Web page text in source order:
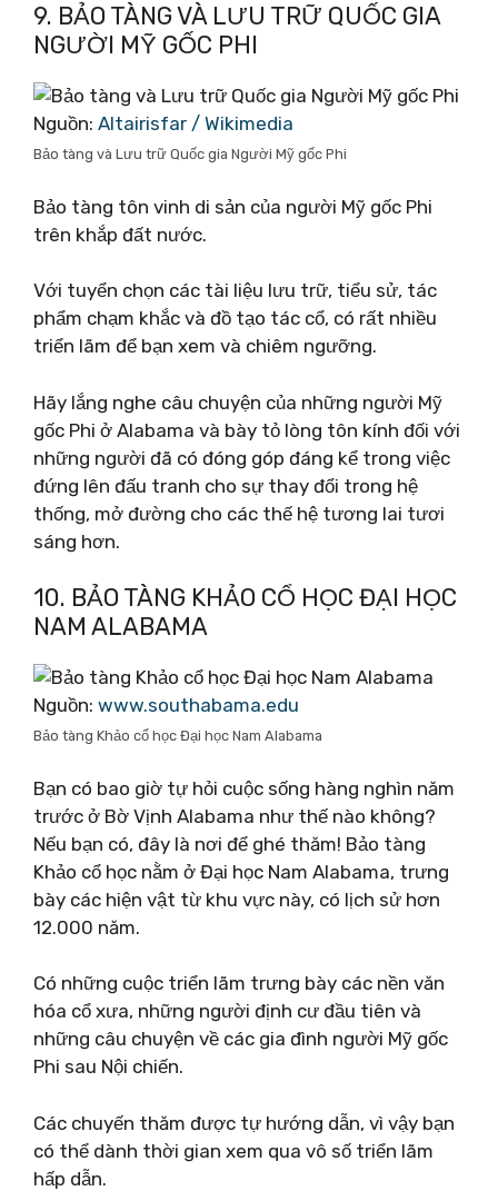
9. BẢO TÀNG VÀ LƯU TRỮ QUỐC GIA
NGƯỜI MỸ GỐC PHI
Nguồn: Altairisfar / Wikimedia
Bảo tàng và Lưu trữ Quốc gia Người Mỹ gốc Phi
Bảo tàng tôn vinh di sản của người Mỹ gốc Phi
trên khắp đất nước.
Với tuyển chọn các tài liệu lưu trữ, tiểu sử, tác
phẩm chạm khắc và đồ tạo tác cổ, có rất nhiều
triển lãm để bạn xem và chiêm ngưỡng.
Hãy lắng nghe câu chuyện của những người Mỹ
gốc Phi ở Alabama và bày tỏ lòng tôn kính đối với
những người đã có đóng góp đáng kể trong việc
đứng lên đấu tranh cho sự thay đổi trong hệ
thống, mở đường cho các thế hệ tương lai tươi
sáng hơn.
10. BẢO TÀNG KHẢO CỔ HỌC ĐẠI HỌC
NAM ALABAMA
Nguồn: www.southabama.edu
Bảo tàng Khảo cổ học Đại học Nam Alabama
Bạn có bao giờ tự hỏi cuộc sống hàng nghìn năm
trước ở Bờ Vịnh Alabama như thế nào không?
Nếu bạn có, đây là nơi để ghé thăm! Bảo tàng
Khảo cổ học nằm ở Đại học Nam Alabama, trưng
bày các hiện vật từ khu vực này, có lịch sử hơn
12.000 năm.
Có những cuộc triển lãm trưng bày các nền văn
hóa cổ xưa, những người định cư đầu tiên và
những câu chuyện về các gia đình người Mỹ gốc
Phi sau Nội chiến.
Các chuyến thăm được tự hướng dẫn, vì vậy bạn
có thể dành thời gian xem qua vô số triển lãm
hấp dẫn.